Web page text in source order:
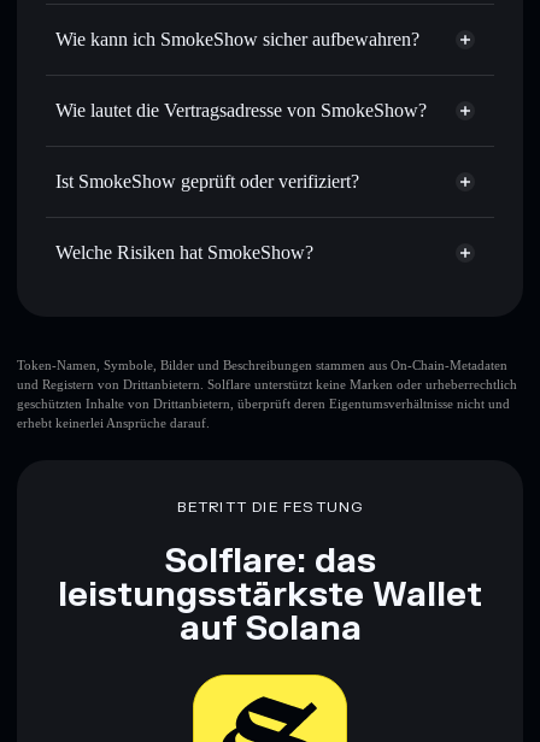
Order Routing zum bestmöglichen Kurs
Limit-Orders setzen– automatisiere Trades zu deinem
per Durchschnittskosteneffekt in SMOKE einsteigen
Privat senden– übertrage SMOKE, ohne Wallets
integrierten Privacy Aggregators
In Echtzeit verfolgen– überwache Kurs, Volumen,
Marktkapitalisierung und Liquidität von SMOKE
Privacy
Wie kann ich SmokeShow sicher aufbewahren?
SmokeShow
Wie lautet die Vertragsadresse von SmokeShow?
SmokeShow
SMOKE
Ist SmokeShow geprüft oder verifiziert?
SmokeShow
derzeit nicht
Welche Risiken hat SmokeShow?
SmokeShow veränderbar
Finanzberatung dar. Recherchiere stets eigenständig. Daten
Token-Namen, Symbole, Bilder und Beschreibungen stammen aus On-Chain-Metadaten
und Registern von Drittanbietern. Solflare unterstützt keine Marken oder urheberrechtlich
geschützten Inhalte von Drittanbietern, überprüft deren Eigentumsverhältnisse nicht und
erhebt keinerlei Ansprüche darauf.
BETRITT DIE FESTUNG
Solflare: das
leistungsstärkste Wallet
auf Solana